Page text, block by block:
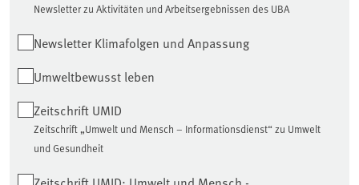
Newsletter zu Aktivitäten und Arbeitsergebnissen des UBA
Newsletter Klimafolgen und Anpassung
Umweltbewusst leben
Zeitschrift UMID
Zeitschrift „Umwelt und Mensch – Informationsdienst“ zu Umwelt
und Gesundheit